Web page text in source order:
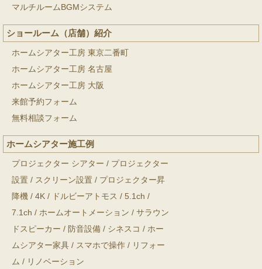
マルチルームBGMシステム
ショールーム（店舗）紹介
ホームシアター工房 東京二番町
ホームシアター工房 名古屋
ホームシアター工房 大阪
来館予約フォーム
無料相談フォーム
ホームシアター施工例
プロジェクター シアター / プロジェクター
設置 / スクリーン設置 / プロジェクター昇
降機 / 4K / ドルビーアトモス / 5.1ch /
7.1ch / ホームオートメーション / サラウン
ドスピーカー / 防音設備 / シネスコ / ホー
ムシアター家具 / スマホで操作 / リフォー
ム / リノベーション